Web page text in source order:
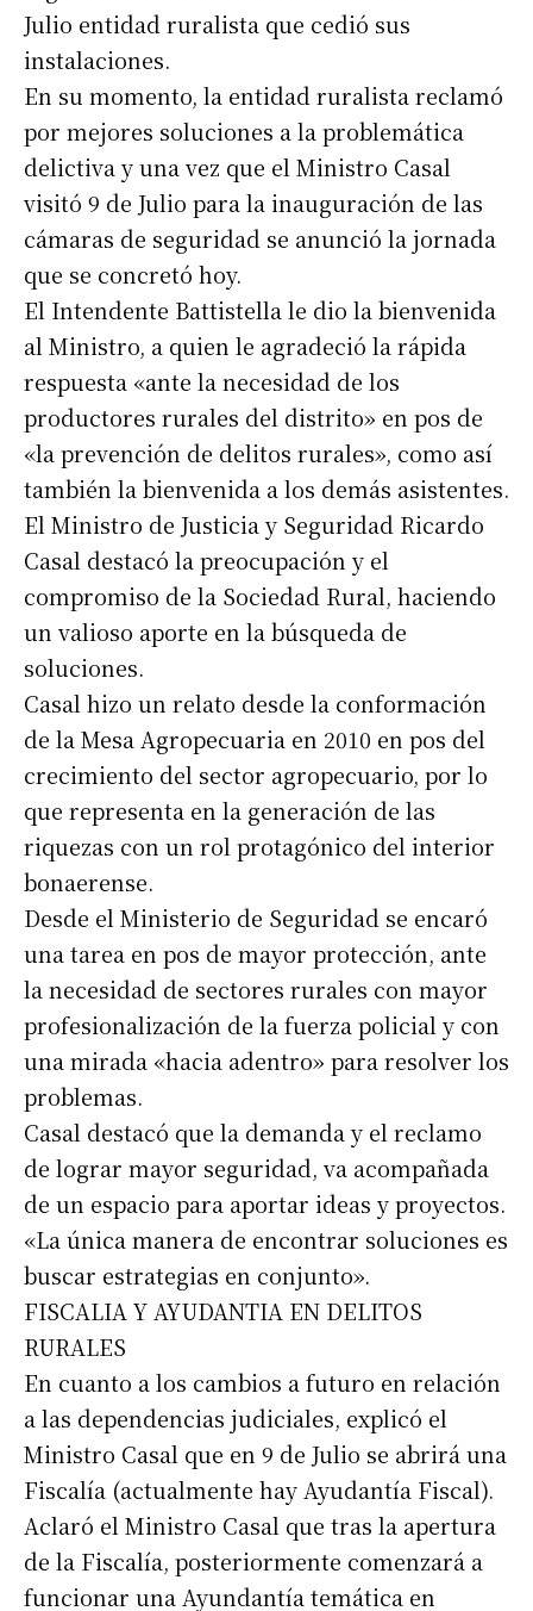
Suscribirme gratis
Dirección de correo electrónico*
Nombre
Julio entidad ruralista que cedió sus
instalaciones.
En su momento, la entidad ruralista reclamó
por mejores soluciones a la problemática
delictiva y una vez que el Ministro Casal
visitó 9 de Julio para la inauguración de las
cámaras de seguridad se anunció la jornada
que se concretó hoy.
El Intendente Battistella le dio la bienvenida
al Ministro, a quien le agradeció la rápida
respuesta «ante la necesidad de los
productores rurales del distrito» en pos de
«la prevención de delitos rurales», como así
también la bienvenida a los demás asistentes.
El Ministro de Justicia y Seguridad Ricardo
Casal destacó la preocupación y el
compromiso de la Sociedad Rural, haciendo
un valioso aporte en la búsqueda de
soluciones.
Casal hizo un relato desde la conformación
de la Mesa Agropecuaria en 2010 en pos del
crecimiento del sector agropecuario, por lo
que representa en la generación de las
riquezas con un rol protagónico del interior
bonaerense.
Desde el Ministerio de Seguridad se encaró
una tarea en pos de mayor protección, ante
la necesidad de sectores rurales con mayor
profesionalización de la fuerza policial y con
una mirada «hacia adentro» para resolver los
problemas.
Casal destacó que la demanda y el reclamo
de lograr mayor seguridad, va acompañada
de un espacio para aportar ideas y proyectos.
«La única manera de encontrar soluciones es
buscar estrategias en conjunto».
FISCALIA Y AYUDANTIA EN DELITOS
RURALES
En cuanto a los cambios a futuro en relación
a las dependencias judiciales, explicó el
Ministro Casal que en 9 de Julio se abrirá una
Fiscalía (actualmente hay Ayudantía Fiscal).
Aclaró el Ministro Casal que tras la apertura
de la Fiscalía, posteriormente comenzará a
funcionar una Ayundantía temática en